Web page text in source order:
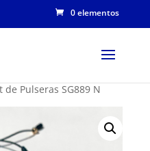
0 elementos
de Pulseras SG889 N